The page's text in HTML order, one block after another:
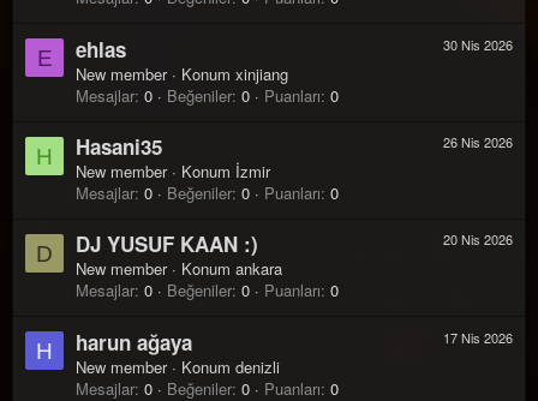
E
30 Nis 2026
ehlas
New member · Konum xinjiang
Mesajlar 0 Beğeniler 0 Puanları 0
H
26 Nis 2026
Hasani35
New member · Konum İzmir
Mesajlar 0 Beğeniler 0 Puanları 0
D
20 Nis 2026
DJ YUSUF KAAN :)
New member · Konum ankara
Mesajlar 0 Beğeniler 0 Puanları 0
H
17 Nis 2026
harun ağaya
New member · Konum denizli
Mesajlar 0 Beğeniler 0 Puanları 0